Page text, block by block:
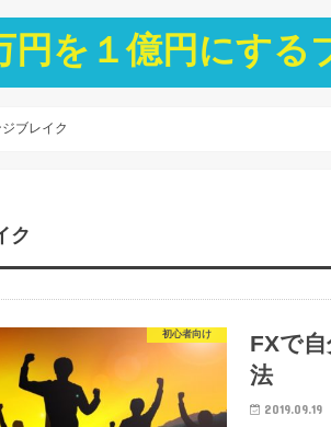
円を１億円にする
ブレイク
ク
初心者向け
FXで
法
2019.09.19